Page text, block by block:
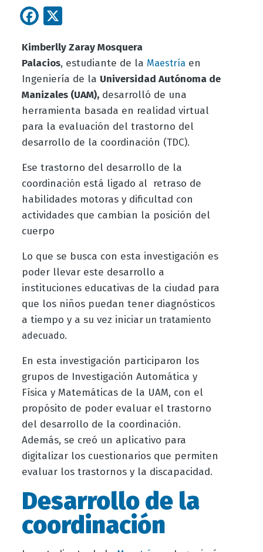
Facebook
Kimberlly Zaray Mosquera
Palacios, estudiante de la Maestríaen
Ingeniería de la Universidad Autónoma de
Manizales (UAM),desarrolló de una
herramienta basada en realidad virtual
para la evaluación del trastorno del
desarrollo de la coordinación (TDC).
Ese trastorno del desarrollo de la
coordinación está ligado al
retraso de
habilidades motoras y dificultad con
actividades que cambian la posición del
cuerpo
Lo que se busca con esta investigación es
poder llevar este desarrollo a
instituciones educativas de la ciudad para
que los niños puedan tener diagnósticos
a tiempo y a su vez iniciarun tratamiento
adecuado.
En esta investigación participaron los
grupos de Investigación Automática y
Física y Matemáticas de la UAM, con el
propósito de poder evaluar el trastorno
del desarrollo de la coordinación.
Además, se creó un aplicativo para
digitalizar los cuestionarios que permiten
evaluar los trastornos y la discapacidad.
Desarrollo de la
coordinación